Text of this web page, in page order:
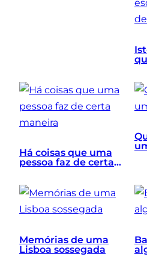
Há coisas que uma
pessoa faz de certa
Memórias de uma
Lisboa sossegada